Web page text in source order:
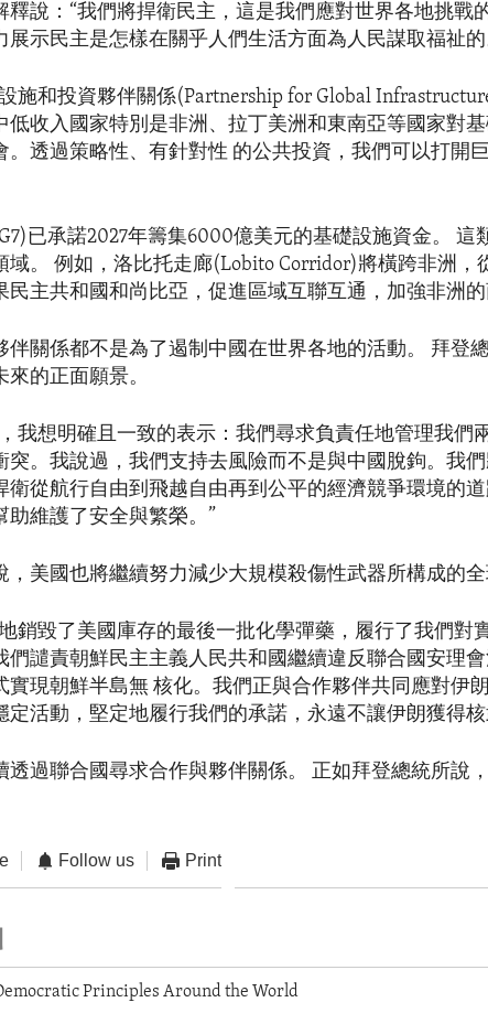
釋說：“我們將捍衛民主，這是我們應對世界各地挑戰
展示民主是怎樣在關乎人們生活方面為人民謀取福祉的
施和投資夥伴關係(Partnership for Global
低收入國家特別是非洲、拉丁美洲和東南亞等國家對
。透過策略性、有針對性 的公共投資，我們可以打開
已承諾2027年籌集6000億美元的基礎設施資金。 這
域。 例如，洛比托走廊(Lobito Corridor)將橫跨非洲，
民主共和國和尚比亞，促進區域互聯互通，加強非洲的
伴關係都不是為了遏制中國在世界各地的活動。 拜登
來的正面願景。
我想明確且一致的表示：我們尋求負責任地管理我們
突。我說過，我們支持去風險而不是與中國脫鉤。我
衛從航行自由到飛越自由再到公平的經濟競爭環境的
助維護了安全與繁榮。”
，美國也將繼續努力減少大規模殺傷性武器所構成的全
銷毀了美國庫存的最後一批化學彈藥，履行了我們對
們譴責朝鮮民主主義人民共和國繼續違反聯合國安理
實現朝鮮半島無 核化。我們正與合作夥伴共同應對伊
定活動，堅定地履行我們的承諾，永遠不讓伊朗獲得核
透過聯合國尋求合作與夥伴關係。 正如拜登總統所說
Follow us Print
Principles Around the World